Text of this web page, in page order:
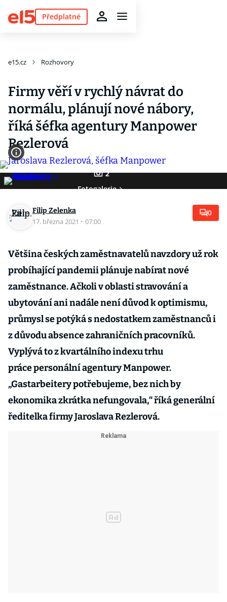
Předplatné
e15.cz Rozhovory
Firmy věří v rychlý návrat do
normálu, plánují nové nábory,
říká šéfka agentury Manpower
Rezlerová
2
Fotogalerie
Filip Zelenka
17. března 2021 · 07:00
0
Většina českých zaměstnavatelů navzdory už rok
probíhající pandemii plánuje nabírat nové
zaměstnance. Ačkoli v oblasti stravování a
ubytování ani nadále není důvod k optimismu,
průmysl se potýká s nedostatkem zaměstnanců i
z důvodu absence zahraničních pracovníků.
Vyplývá to z kvartálního indexu trhu
práce personální agentury Manpower.
„Gastarbeitery potřebujeme, bez nich by
ekonomika zkrátka nefungovala,“ říká generální
ředitelka firmy Jaroslava Rezlerová.